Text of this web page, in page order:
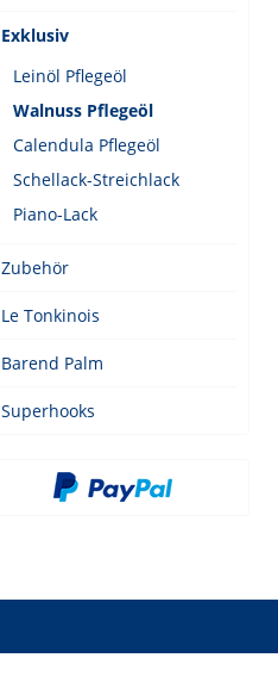
Exklusiv
Leinöl Pflegeöl
Walnuss Pflegeöl
Calendula Pflegeöl
Schellack-Streichlack
Piano-Lack
Zubehör
Le Tonkinois
Barend Palm
Superhooks